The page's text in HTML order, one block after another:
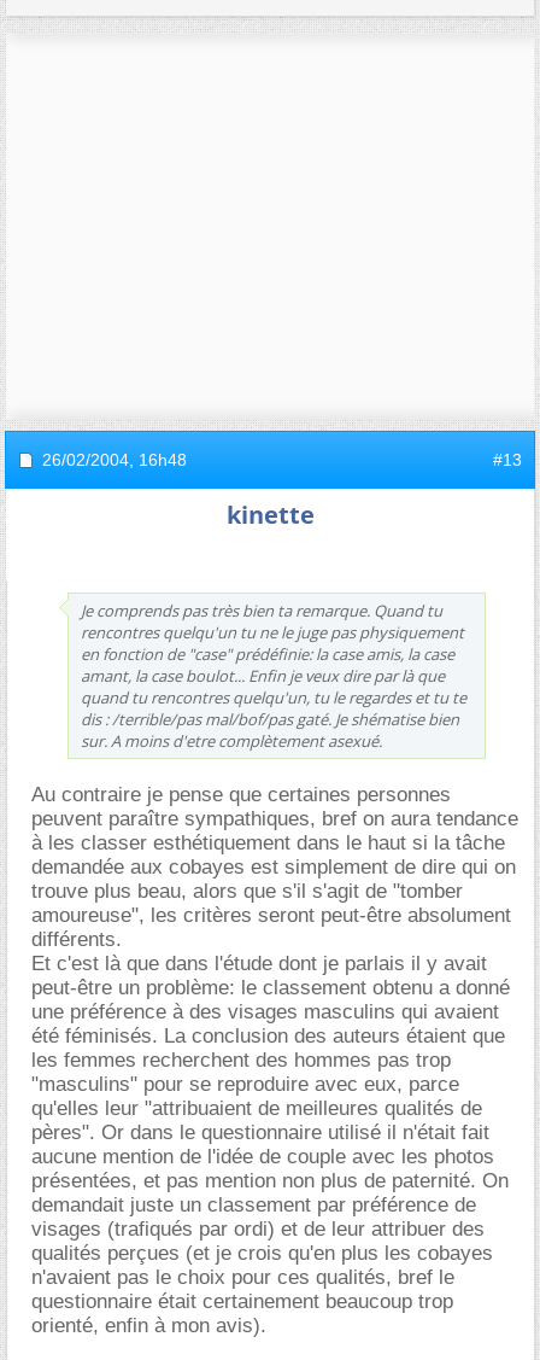
26/02/2004, 16h48 #13
kinette
Je comprends pas très bien ta remarque. Quand tu
rencontres quelqu'un tu ne le juge pas physiquement
en fonction de "case" prédéfinie: la case amis, la case
amant, la case boulot... Enfin je veux dire par là que
quand tu rencontres quelqu'un, tu le regardes et tu te
dis : /terrible/pas mal/bof/pas gaté. Je shématise bien
sur. A moins d'etre complètement asexué.
Au contraire je pense que certaines personnes
peuvent paraître sympathiques, bref on aura tendance
à les classer esthétiquement dans le haut si la tâche
demandée aux cobayes est simplement de dire qui on
trouve plus beau, alors que s'il s'agit de "tomber
amoureuse", les critères seront peut-être absolument
différents.
Et c'est là que dans l'étude dont je parlais il y avait
peut-être un problème: le classement obtenu a donné
une préférence à des visages masculins qui avaient
été féminisés. La conclusion des auteurs étaient que
les femmes recherchent des hommes pas trop
"masculins" pour se reproduire avec eux, parce
qu'elles leur "attribuaient de meilleures qualités de
pères". Or dans le questionnaire utilisé il n'était fait
aucune mention de l'idée de couple avec les photos
présentées, et pas mention non plus de paternité. On
demandait juste un classement par préférence de
visages (trafiqués par ordi) et de leur attribuer des
qualités perçues (et je crois qu'en plus les cobayes
n'avaient pas le choix pour ces qualités, bref le
questionnaire était certainement beaucoup trop
orienté, enfin à mon avis).